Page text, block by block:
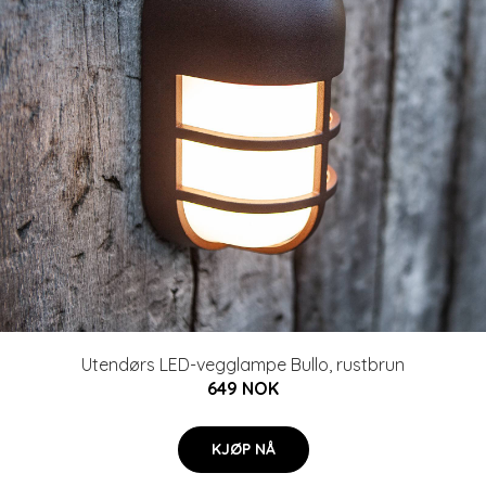
Utendørs LED-vegglampe Bullo, rustbrun
649 NOK
KJØP NÅ